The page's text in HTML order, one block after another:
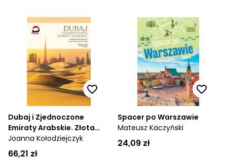
Dubaj i Zjednoczone
Emiraty Arabskie. Złota
Seria
Joanna Kołodziejczyk
66,21 zł
Spacer po Warszawie
Mateusz Kaczyński
24,09 zł